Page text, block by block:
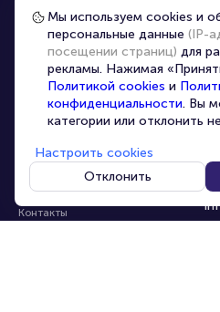
Частые вопросы
Перепродажа билетов
Организаторам
Корпоративным клиентам
VIP-билеты
Персональные данные
О компании
Контакты
8-
8-
С
Мы используем cookies и
персональные данные (IP-
посещении страниц) для
рекламы. Нажимая
Политикой cookies и
конфиденциальности. Вы
категории или отклонить
Настроить cookies
Отклонить